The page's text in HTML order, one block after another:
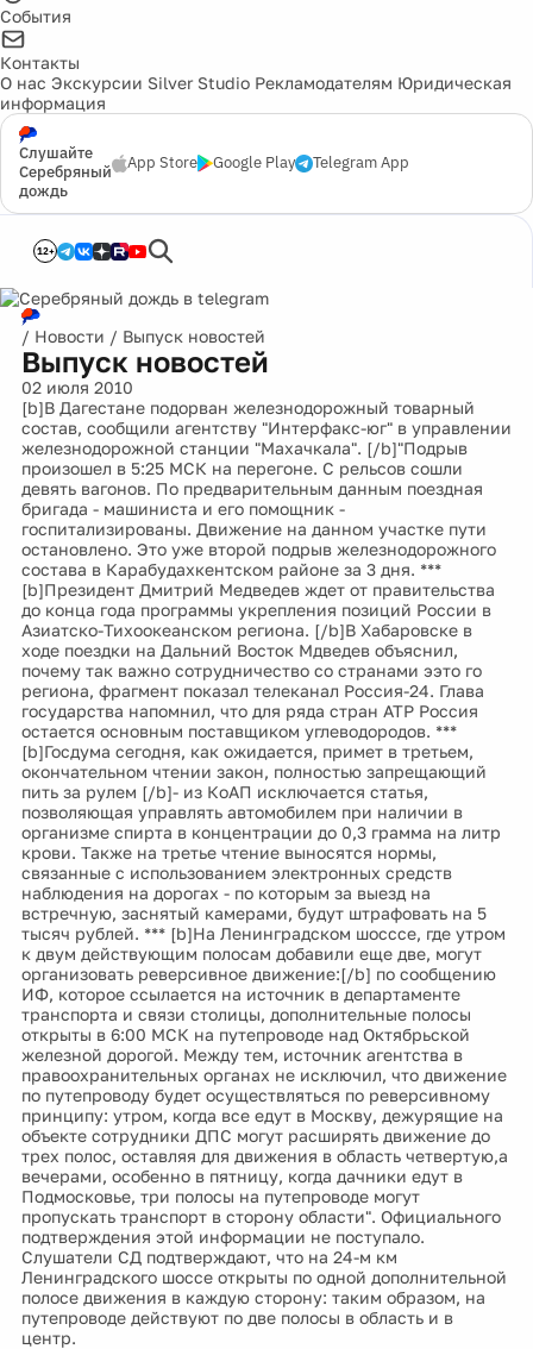
События
Контакты
О нас Экскурсии Silver Studio Рекламодателям Юридическая
информация
Слушайте
Серебряный
дождь
App Store Google Play Telegram App
12+
/ Новости / Выпуск новостей
Выпуск новостей
02 июля 2010
[b]В Дагестане подорван железнодорожный товарный
состав, сообщили агентству "Интерфакс-юг" в управлении
железнодорожной станции "Махачкала". [/b]"Подрыв
произошел в 5:25 МСК на перегоне. С рельсов сошли
девять вагонов. По предварительным данным поездная
бригада - машиниста и его помощник -
госпитализированы. Движение на данном участке пути
остановлено. Это уже второй подрыв железнодорожного
состава в Карабудахкентском районе за 3 дня. ***
[b]Президент Дмитрий Медведев ждет от правительства
до конца года программы укрепления позиций России в
Азиатско-Тихоокеанском региона. [/b]В Хабаровске в
ходе поездки на Дальний Восток Мдведев объяснил,
почему так важно сотрудничество со странами ээто го
региона, фрагмент показал телеканал Россия-24. Глава
государства напомнил, что для ряда стран АТР Россия
остается основным поставщиком углеводородов. ***
[b]Госдума сегодня, как ожидается, примет в третьем,
окончательном чтении закон, полностью запрещающий
пить за рулем [/b]- из КоАП исключается статья,
позволяющая управлять автомобилем при наличии в
организме спирта в концентрации до 0,3 грамма на литр
крови. Также на третье чтение выносятся нормы,
связанные с использованием электронных средств
наблюдения на дорогах - по которым за выезд на
встречную, заснятый камерами, будут штрафовать на 5
тысяч рублей. *** [b]На Ленинградском шосссе, где утром
к двум действующим полосам добавили еще две, могут
организовать реверсивное движение:[/b] по сообщению
ИФ, которое ссылается на источник в департаменте
транспорта и связи столицы, дополнительные полосы
открыты в 6:00 МСК на путепроводе над Октябрьской
железной дорогой. Между тем, источник агентства в
правоохранительных органах не исключил, что движение
по путепроводу будет осуществляться по реверсивному
принципу: утром, когда все едут в Москву, дежурящие на
объекте сотрудники ДПС могут расширять движение до
трех полос, оставляя для движения в область четвертую,а
вечерами, особенно в пятницу, когда дачники едут в
Подмосковье, три полосы на путепроводе могут
пропускать транспорт в сторону области". Официального
подтверждения этой информации не поступало.
Слушатели СД подтверждают, что на 24-м км
Ленинградского шоссе открыты по одной дополнительной
полосе движения в каждую сторону: таким образом, на
путепроводе действуют по две полосы в область и в
центр.